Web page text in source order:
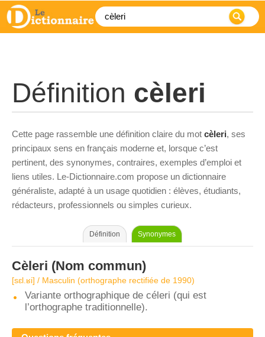
Définition cèleri
Cette page rassemble une définition claire du mot cèleri, ses
principaux sens en français moderne et, lorsque c’est
pertinent, des synonymes, contraires, exemples d’emploi et
liens utiles. Le-Dictionnaire.com propose un dictionnaire
généraliste, adapté à un usage quotidien : élèves, étudiants,
rédacteurs, professionnels ou simples curieux.
Définition Synonymes
Cèleri (Nom commun)
[sɛl.ʁi] / Masculin (orthographe rectifiée de 1990)
Variante orthographique de céleri (qui est
l’orthographe traditionnelle).